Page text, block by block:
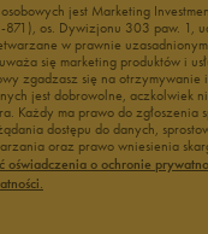
jest Marketing
os. Dywizjonu 303 paw. 1,
w prawnie
się marketing produktów i
zgadzasz się na otrzymywanie
jest dobrowolne, aczkolwiek
Każdy ma prawo do zgłoszenia
dostępu do danych,
oraz prawo wniesienia
oświadczenia o ochronie